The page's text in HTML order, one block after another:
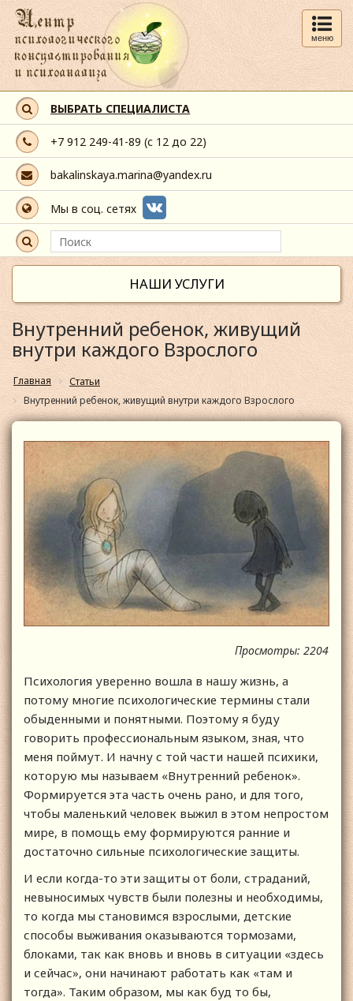
меню
ВЫБРАТЬ СПЕЦИАЛИСТА
+7 912 249-41-89 (с 12 до 22)
bakalinskaya.marina@yandex.ru
Мы в соц. сетях
НАШИ УСЛУГИ
Внутренний ребенок, живущий
внутри каждого Взрослого
Главная
Статьи
Внутренний ребенок, живущий внутри каждого Взрослого
Просмотры: 2204
Психология уверенно вошла в нашу жизнь, а
потому многие психологические термины стали
обыденными и понятными. Поэтому я буду
говорить профессиональным языком, зная, что
меня поймут. И начну с той части нашей психики,
которую мы называем «Внутренний ребенок».
Формируется эта часть очень рано, и для того,
чтобы маленький человек выжил в этом непростом
мире, в помощь ему формируются ранние и
достаточно сильные психологические защиты.
И если когда-то эти защиты от боли, страданий,
невыносимых чувств были полезны и необходимы,
то когда мы становимся взрослыми, детские
способы выживания оказываются тормозами,
блоками, так как вновь и вновь в ситуации «здесь
и сейчас», они начинают работать как «там и
тогда». Таким образом, мы как буд то бы,